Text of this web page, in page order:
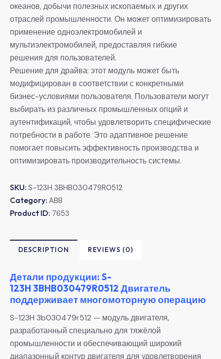
океанов, добычи полезных ископаемых и других
отраслей промышленности. Он может оптимизировать
применение одноэлектромобилей и
мультиэлектромобилей, предоставляя гибкие
решения для пользователей.
Решение для драйва: этот модуль может быть
модифицирован в соответствии с конкретными
бизнес-условиями пользователя. Пользователи могут
выбирать из различных промышленных опций и
аутентификаций, чтобы удовлетворить специфические
потребности в работе. Это адаптивное решение
помогает повысить эффективность производства и
оптимизировать производительность системы.
SKU: S-123H 3BHB030479R0512
Category: ABB
Product ID: 7653
DESCRIPTION REVIEWS (0)
Детали продукции: S-
123H 3BHB030479R0512 Двигатель
поддерживает многомоторную операцию
S-123H 3b030479r512 — модуль двигателя,
разработанный специально для тяжёлой
промышленности и обеспечивающий широкий
диапазонный контур двигателя для удовлетворения